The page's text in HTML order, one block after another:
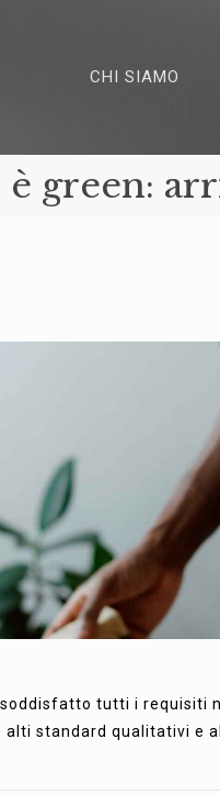
CHI SIAMO
green:
soddisfatto tutti i requisiti
standard qualitativi e